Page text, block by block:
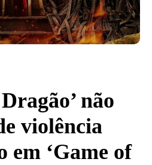
não
violência
em ‘Game of